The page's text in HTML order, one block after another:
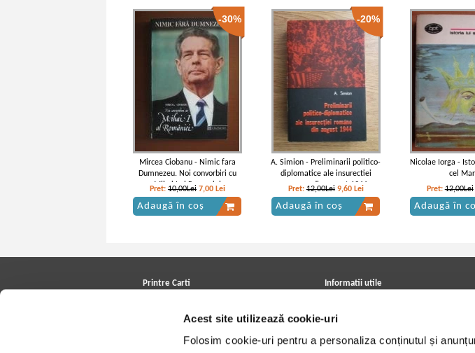
Acest site utilizează cookie-uri
Folosim cookie-uri pentru a personaliza conținutul și
-30%
Mircea Ciobanu - Nimic fara
Dumnezeu. Noi convorbiri cu
Mihai I al Romaniei
Pret: 10,00Lei 7,00 Lei
Adaugă în coș
-20%
A. Simion - Preliminarii politico-
diplomatice ale insurectiei
romane din august 1944
Pret:12,00Lei 9,60 Lei
Adaugă în coș
Nicolae Iorga -
cel
Pret:12,00Lei
Adaugă în
Printre Carti Informatii utile
Achizitii viniluri, casete, CD/DVD
Cum cumpar?